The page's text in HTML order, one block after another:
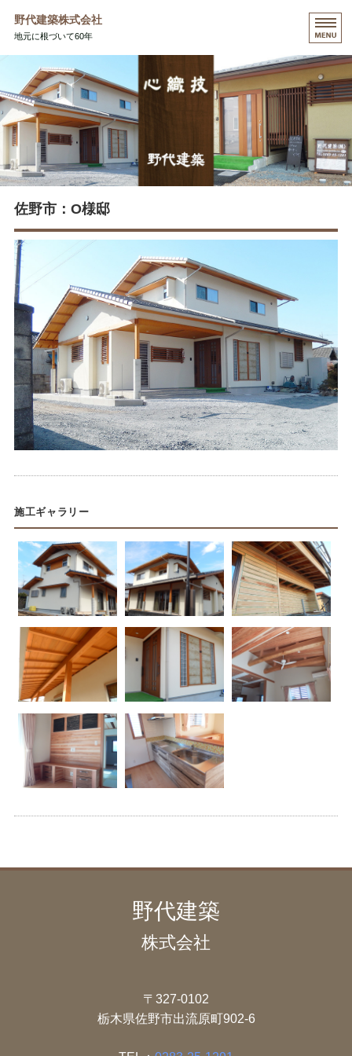
野代建築株式会社
地元に根づいて60年
HOME
コンセプト
施工事例
会社概要
お問い合わせ
佐野市：O様邸
施工ギャラリー
野代建築
株式会社
〒327-0102
栃木県佐野市出流原町902-6